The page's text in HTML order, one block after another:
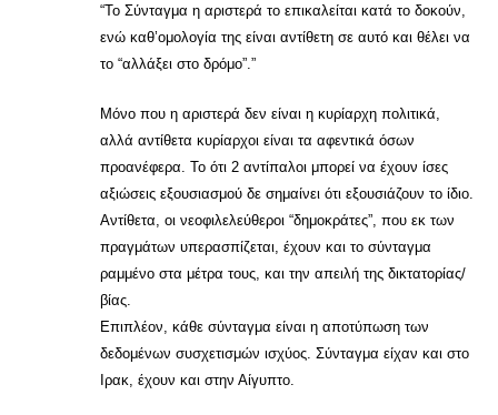
“Το Σύνταγμα η αριστερά το επικαλείται κατά το δοκούν,
ενώ καθ’ομολογία της είναι αντίθετη σε αυτό και θέλει να
το “αλλάξει στο δρόμο”.”
Μόνο που η αριστερά δεν είναι η κυρίαρχη πολιτικά,
αλλά αντίθετα κυρίαρχοι είναι τα αφεντικά όσων
προανέφερα. Το ότι 2 αντίπαλοι μπορεί να έχουν ίσες
αξιώσεις εξουσιασμού δε σημαίνει ότι εξουσιάζουν το ίδιο.
Αντίθετα, οι νεοφιλελεύθεροι “δημοκράτες”, που εκ των
πραγμάτων υπερασπίζεται, έχουν και το σύνταγμα
ραμμένο στα μέτρα τους, και την απειλή της δικτατορίας/
βίας.
Επιπλέον, κάθε σύνταγμα είναι η αποτύπωση των
δεδομένων συσχετισμών ισχύος. Σύνταγμα είχαν και στο
Ιρακ, έχουν και στην Αίγυπτο.